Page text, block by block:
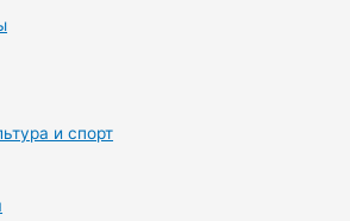
и спорт